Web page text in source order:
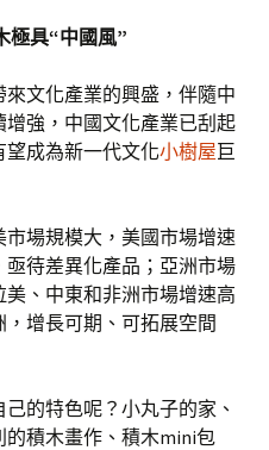
極具“中國風”
文化產業的興盛，伴隨中
強，中國文化產業已刮起
望成為新一代文化小樹屋巨
場規模大，美國市場增速
待差異化產品；亞洲市場
、中東和非洲市場增速高
增長可期、可拓展空間
的特色呢？小丸子的家、
積木畫作、積木mini包